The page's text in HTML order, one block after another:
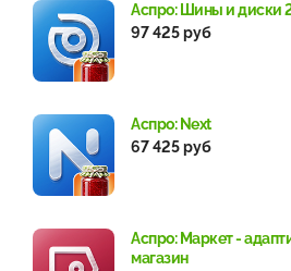
Аспро: Шины и диски
97 425 руб
Аспро: Next
67 425 руб
Аспро: Маркет -
магазин